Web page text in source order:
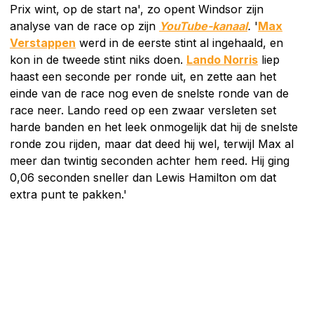
Prix wint, op de start na', zo opent Windsor zijn
analyse van de race op zijn YouTube-kanaal. 'Max
Verstappen werd in de eerste stint al ingehaald, en
kon in de tweede stint niks doen. Lando Norris liep
haast een seconde per ronde uit, en zette aan het
einde van de race nog even de snelste ronde van de
race neer. Lando reed op een zwaar versleten set
harde banden en het leek onmogelijk dat hij de snelste
ronde zou rijden, maar dat deed hij wel, terwijl Max al
meer dan twintig seconden achter hem reed. Hij ging
0,06 seconden sneller dan Lewis Hamilton om dat
extra punt te pakken.'